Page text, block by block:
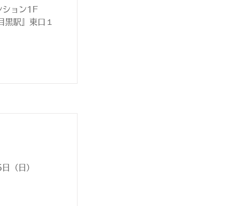
ション1F
駅』東口１
（日）